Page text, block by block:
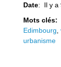
Date: Il y a
Mots clés:
Edimbourg ,
urbanisme